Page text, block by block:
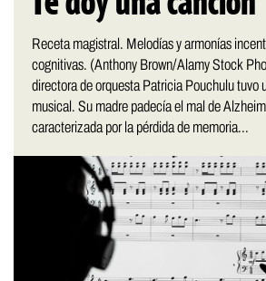
Receta magistral. Melodías y armonías
cognitivas. (Anthony Brown/Alamy Stock
directora de orquesta Patricia Pouchulu tuvo
musical. Su madre padecía el mal de
caracterizada por la pérdida de memoria...